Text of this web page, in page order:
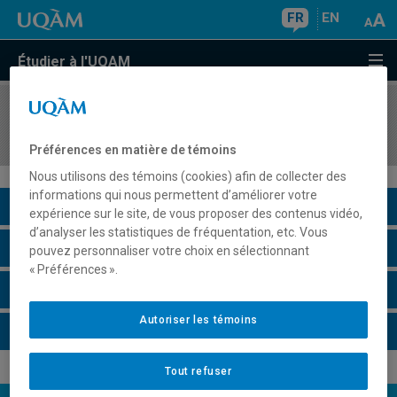
FR EN
Étudier à l'UQAM
COURS//
Description du cours
Horaire - Été 2026
Préférences en matière de témoins
Nous utilisons des témoins (cookies) afin de collecter des
informations qui nous permettent d’améliorer votre
expérience sur le site, de vous proposer des contenus vidéo,
d’analyser les statistiques de fréquentation, etc. Vous
pouvez personnaliser votre choix en sélectionnant
« Préférences ».
Tout refuser
Autoriser les témoins